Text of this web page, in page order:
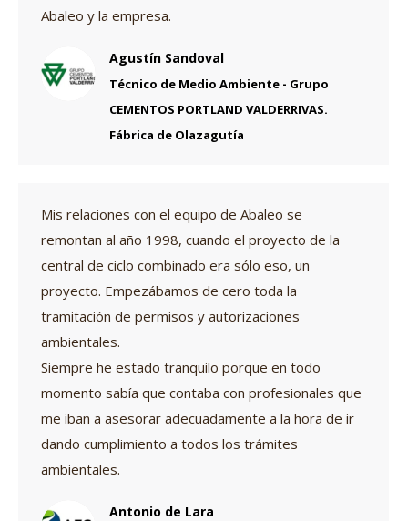
Abaleo y la empresa.
Agustín Sandoval
Técnico de Medio Ambiente - Grupo
CEMENTOS PORTLAND VALDERRIVAS.
Fábrica de Olazagutía
Mis relaciones con el equipo de Abaleo se
remontan al año 1998, cuando el proyecto de la
central de ciclo combinado era sólo eso, un
proyecto. Empezábamos de cero toda la
tramitación de permisos y autorizaciones
ambientales.
Siempre he estado tranquilo porque en todo
momento sabía que contaba con profesionales que
me iban a asesorar adecuadamente a la hora de ir
dando cumplimiento a todos los trámites
ambientales.
Antonio de Lara